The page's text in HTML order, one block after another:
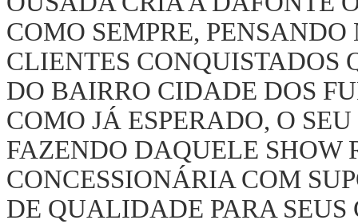
COMO SEMPRE,
CLIENTES CONQUISTADOS
DO BAIRRO CIDADE DOS
COMO JÁ ESPERADO, O
FAZENDO DAQUELE SHOW
CONCESSIONÁRIA COM
DE QUALIDADE PARA SEUS